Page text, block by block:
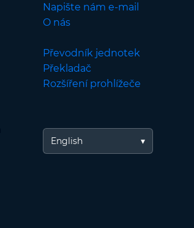
Napište nám e-mail
O nás
Převodník jednotek
Překladač
Rozšíření prohlížeče
English